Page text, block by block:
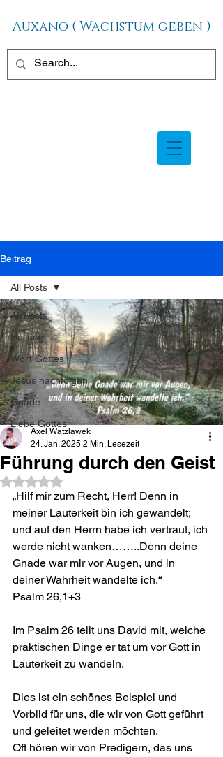
Auxano ( Wachstum geben )
Beitrag
All Posts
Heilung
Wort Gottes
Jesus nachfolgen
Gnade
Liebe Gottes
All Posts
Führung durch den Geist
Axel Watzlawek
24. Jan. 2025 2 Min. Lesezeit
Mit NaN von 5 Sternen bewertet.
„Hilf mir zum Recht, Herr! Denn in
meiner Lauterkeit bin ich gewandelt;
und auf den Herrn habe ich vertraut, ich
werde nicht wanken……..Denn deine
Gnade war mir vor Augen, und in
deiner Wahrheit wandelte ich.“
Psalm 26,1+3
Im Psalm 26 teilt uns David mit, welche
praktischen Dinge er tat um vor Gott in
Lauterkeit zu wandeln.
Dies ist ein schönes Beispiel und
Vorbild für uns, die wir von Gott geführt
und geleitet werden möchten.
Oft hören wir von Predigern, das uns